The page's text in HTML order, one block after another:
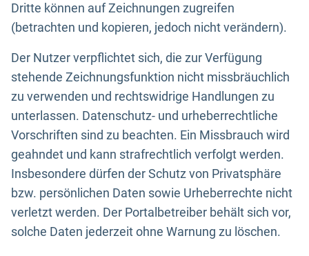
Dritte können auf Zeichnungen zugreifen
(betrachten und kopieren, jedoch nicht verändern).
Der Nutzer verpflichtet sich, die zur Verfügung
stehende Zeichnungsfunktion nicht missbräuchlich
zu verwenden und rechtswidrige Handlungen zu
unterlassen. Datenschutz- und urheberrechtliche
Vorschriften sind zu beachten. Ein Missbrauch wird
geahndet und kann strafrechtlich verfolgt werden.
Insbesondere dürfen der Schutz von Privatsphäre
bzw. persönlichen Daten sowie Urheberrechte nicht
verletzt werden. Der Portalbetreiber behält sich vor,
solche Daten jederzeit ohne Warnung zu löschen.